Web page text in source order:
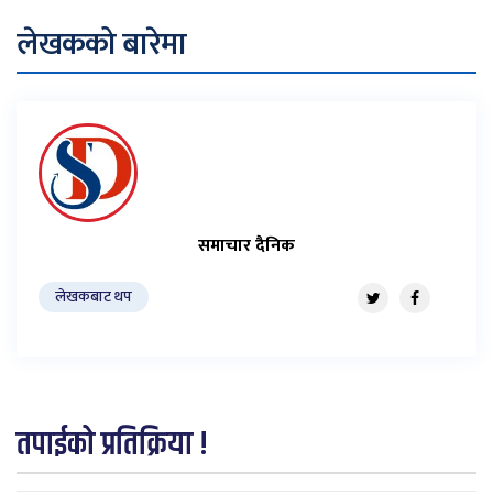
लेखकको बारेमा
समाचार दैनिक
लेखकबाट थप
तपाईको प्रतिक्रिया !